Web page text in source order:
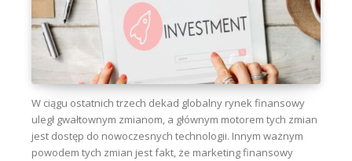
W ciągu ostatnich trzech dekad globalny rynek finansowy
uległ gwałtownym zmianom, a głównym motorem tych zmian
jest dostęp do nowoczesnych technologii. Innym ważnym
powodem tych zmian jest fakt, że marketing finansowy